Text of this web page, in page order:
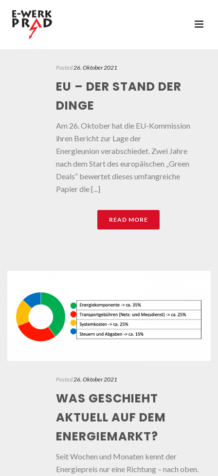
Posted26. Oktober 2021
EU – DER STAND DER
DINGE
Am 26. Oktober hat die EU-Kommission
ihren Bericht zur Lage der
Energieunion verabschiedet. Zwei Jahre
nach dem Start des europäischen „Green
Deals“ bewertet dieses umfangreiche
Papier die [...]
READ MORE
Posted 26. Oktober 2021
WAS GESCHIEHT
AKTUELL AUF DEM
ENERGIEMARKT?
Seit Wochen und Monaten kennt der
Energiepreis nur eine Richtung – nach oben.